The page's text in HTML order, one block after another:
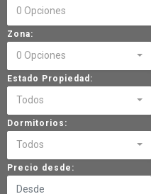
0 Opciones
Zona:
0 Opciones
Estado Propiedad:
Todos
Dormitorios:
Todos
Precio desde: